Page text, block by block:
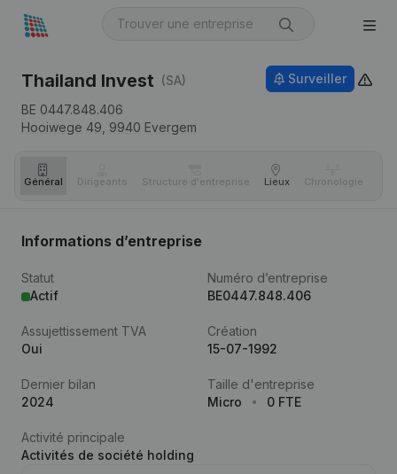
Thailand Invest (SA)
BE 0447.848.406
Hooiwege 49, 9940 Evergem
Surveiller
Général Dirigeants Structure d'entreprise Lieux Chronologie
Informations d’entreprise
Statut
Actif
Numéro d’entreprise
BE0447.848.406
Assujettissement TVA
Oui
Création
15-07-1992
Dernier bilan
2024
Taille d'entreprise
Micro
0 FTE
Activité principale
Activités de société holding